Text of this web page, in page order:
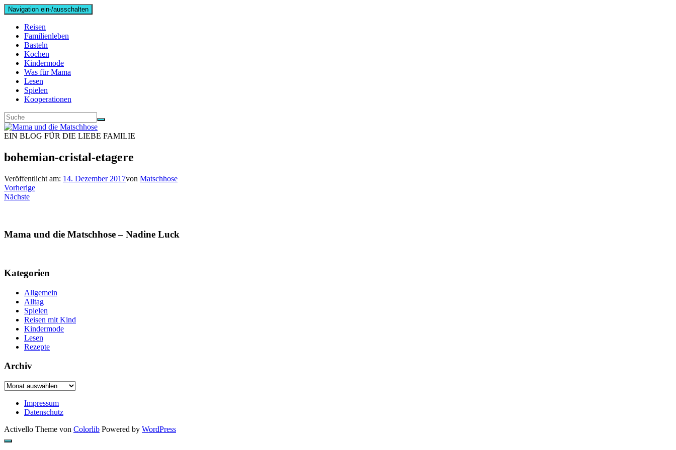
Navigation ein-/ausschalten
Reisen
Familienleben
Basteln
Kochen
Kindermode
Was für Mama
Lesen
Spielen
Kooperationen
EIN BLOG FÜR DIE LIEBE FAMILIE
bohemian-cristal-etagere
Veröffentlicht am: 14. Dezember 2017von Matschhose
Vorherige
Nächste
Mama und die Matschhose – Nadine Luck
Kategorien
Allgemein
Alltag
Spielen
Reisen mit Kind
Kindermode
Lesen
Rezepte
Archiv
Archiv
Impressum
Datenschutz
Activello Theme von Colorlib Powered by WordPress